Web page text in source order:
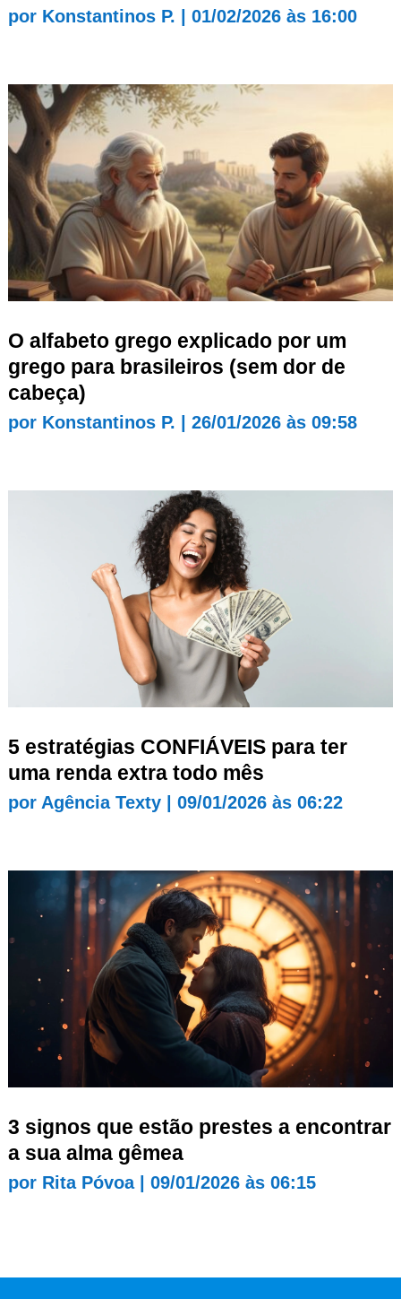
por Konstantinos P. 01/02/2026 às 16:00
O alfabeto grego explicado por um
grego para brasileiros (sem dor de
cabeça)
por Konstantinos P. 26/01/2026 às 09:58
5 estratégias CONFIÁVEIS para ter
uma renda extra todo mês
por Agência Texty| 09/01/2026 às 06:22
3 signos que estão prestes a encontrar
a sua alma gêmea
por Rita Póvoa| 09/01/2026 às 06:15